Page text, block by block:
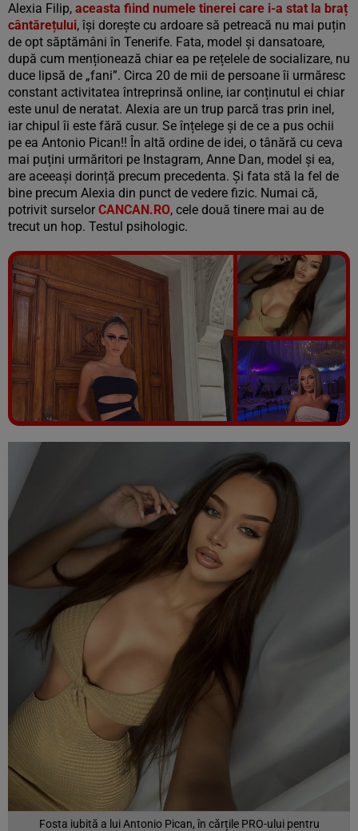
Alexia Filip, aceasta fiind numele tinerei care i-a stat la braț
cântărețului, își dorește cu ardoare să petreacă nu mai puțin
de opt săptămâni în Tenerife. Fata, model și dansatoare,
după cum menționează chiar ea pe rețelele de socializare, nu
duce lipsă de „fani”. Circa 20 de mii de persoane îi urmăresc
constant activitatea întreprinsă online, iar conținutul ei chiar
este unul de neratat. Alexia are un trup parcă tras prin inel,
iar chipul îi este fără cusur. Se înțelege și de ce a pus ochii
pe ea Antonio Pican!! În altă ordine de idei, o tânără cu ceva
mai puțini urmăritori pe Instagram, Anne Dan, model și ea,
are aceeași dorință precum precedenta. Și fata stă la fel de
bine precum Alexia din punct de vedere fizic. Numai că,
potrivit surselor CANCAN.RO, cele două tinere mai au de
trecut un hop. Testul psihologic.
Vezi galeria foto
7 poze
Fosta iubită a lui Antonio Pican, în cărțile PRO-ului pentru